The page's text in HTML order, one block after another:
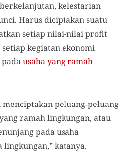
kelestarian
Harus diciptakan suatu
setiap nilai-nilai profit
kegiatan ekonomi
usaha yang ramah
menciptakan peluang-peluang
ramah lingkungan, atau
pada usaha
katanya.